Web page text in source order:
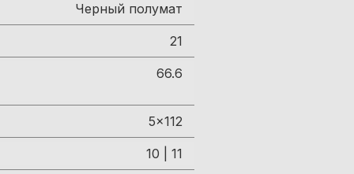
Черный полумат
21
66.6
5x112
10 | 11